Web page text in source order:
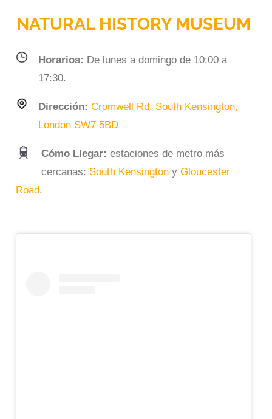
NATURAL HISTORY MUSEUM
Horarios: De lunes a domingo de 10:00 a
17:30.
Dirección: Cromwell Rd, South Kensington,
London SW7 5BD
Cómo Llegar: estaciones de metro más
cercanas: South Kensington yGloucester
Road.